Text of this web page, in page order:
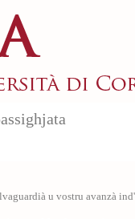
u vostru avanzà